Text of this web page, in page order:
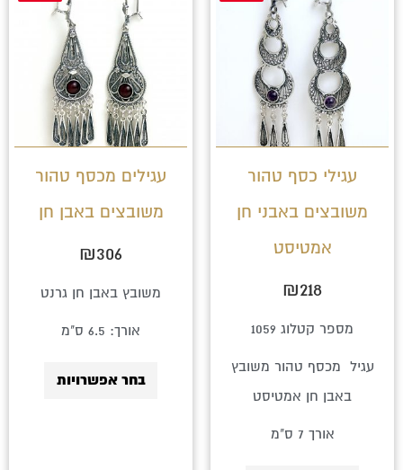
עגילי כסף טהור
משובצים באבני חן
אמטיסט
₪218
מספר קטלוג 1059
עגיל מכסף טהור משובץ
באבן חן אמטיסט
אורך 7 ס"מ
מספר
סוגים.
האפשרויות
עגילים מכסף טהור
משובצים באבן חן
₪306
משובץ באבן חן גרנט
אורך: 6.5 ס"מ
בחר אפשרויות
זה
מספר
סוגים.
ניתן